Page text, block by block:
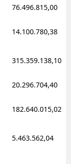
76.496.815,00
14.100.780,38
315.359.138,10
20.296.704,40
182.640.015,02
5.463.562,04